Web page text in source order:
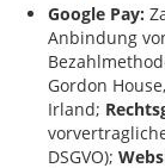
Google Pay:
Anbindung
Gordon
Irland;
DSGVO);